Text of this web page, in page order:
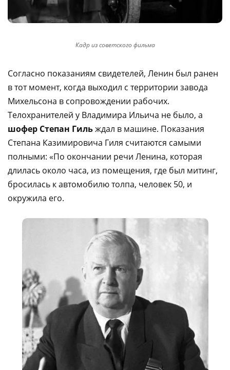
Кадр из советского фильма
Согласно показаниям свидетелей, Ленин был ранен
в тот момент, когда выходил с территории завода
Михельсона в сопровождении рабочих.
Телохранителей у Владимира Ильича не было, а
шофер Степан Гильждал в машине. Показания
Степана Казимировича Гиля считаются самыми
полными: «По окончании речи Ленина, которая
длилась около часа, из помещения, где был митинг,
бросилась к автомобилю толпа, человек 50, и
окружила его.